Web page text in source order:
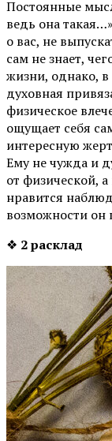
Постоянные
ведь она
о вас, не
сам не знает,
жизни, однако,
духовная
физическое
ощущает себя
интересную
Ему не чужда и
от физической,
нравится
возможности он
❖ 2 расклад